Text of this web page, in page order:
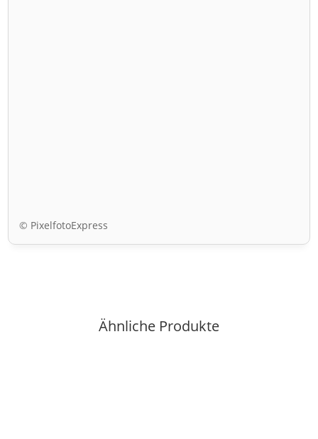
© PixelfotoExpress
Ähnliche Produkte